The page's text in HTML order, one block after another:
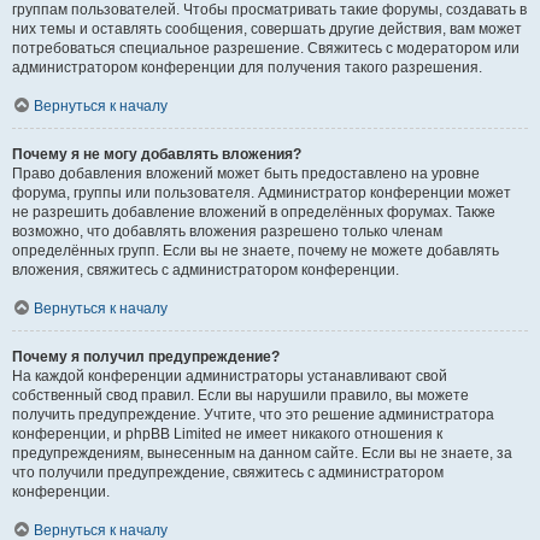
группам пользователей. Чтобы просматривать такие форумы, создавать в
них темы и оставлять сообщения, совершать другие действия, вам может
потребоваться специальное разрешение. Свяжитесь с модератором или
администратором конференции для получения такого разрешения.
Вернуться к началу
Почему я не могу добавлять вложения?
Право добавления вложений может быть предоставлено на уровне
форума, группы или пользователя. Администратор конференции может
не разрешить добавление вложений в определённых форумах. Также
возможно, что добавлять вложения разрешено только членам
определённых групп. Если вы не знаете, почему не можете добавлять
вложения, свяжитесь с администратором конференции.
Вернуться к началу
Почему я получил предупреждение?
На каждой конференции администраторы устанавливают свой
собственный свод правил. Если вы нарушили правило, вы можете
получить предупреждение. Учтите, что это решение администратора
конференции, и phpBB Limited не имеет никакого отношения к
предупреждениям, вынесенным на данном сайте. Если вы не знаете, за
что получили предупреждение, свяжитесь с администратором
конференции.
Вернуться к началу